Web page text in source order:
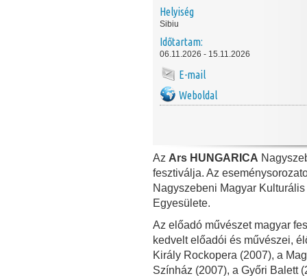
Helyiség
Sibiu
Időtartam:
06.11.2026 - 15.11.2026
E-mail
Weboldal
Az Ars HUNGARICA
fesztiválja. Az
Nagyszebeni Magyar
Egyesülete.
Az előadó művészet magyar
kedvelt előadói és művészei,
Király Rockopera (2007), a
Színház (2007), a Győri Balett